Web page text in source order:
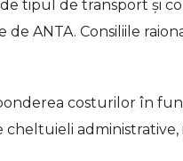
tipul de transport și
ANTA. Consiliile
costurilor în